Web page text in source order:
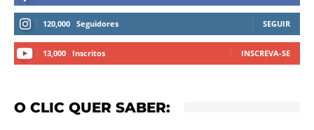
120,000 Seguidores SEGUIR
13,000 Inscritos INSCREVA-SE
O CLIC QUER SABER: